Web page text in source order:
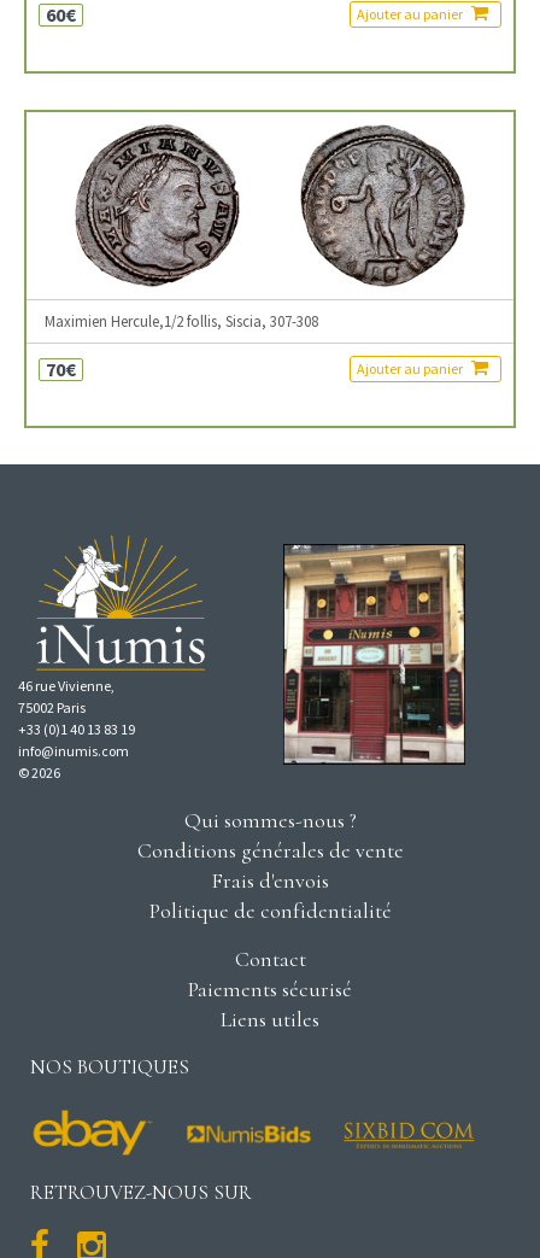
60€ Ajouter au panier
Maximien Hercule,1/2 follis, Siscia, 307-308
70€ Ajouter au panier
46 rue Vivienne,
75002 Paris
+33 (0)1 40 13 83 19
info@inumis.com
© 2026
Qui sommes-nous ?
Conditions générales de vente
Frais d'envois
Politique de confidentialité
Contact
Paiements sécurisé
Liens utiles
NOS BOUTIQUES
RETROUVEZ-NOUS SUR